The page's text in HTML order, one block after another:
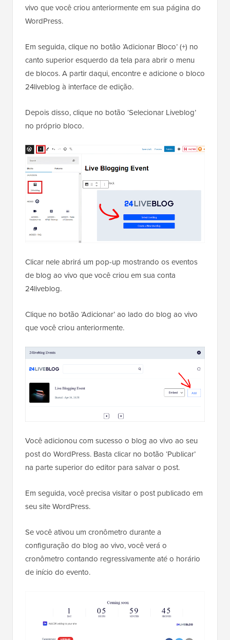
vivo que você criou anteriormente em sua página do
WordPress.
Em seguida, clique no botão ‘Adicionar Bloco’ (+) no
canto superior esquerdo da tela para abrir o menu
de blocos. A partir daqui, encontre e adicione o bloco
24liveblog à interface de edição.
Depois disso, clique no botão ‘Selecionar Liveblog’
no próprio bloco.
Clicar nele abrirá um pop-up mostrando os eventos
de blog ao vivo que você criou em sua conta
24liveblog.
Clique no botão ‘Adicionar’ ao lado do blog ao vivo
que você criou anteriormente.
Você adicionou com sucesso o blog ao vivo ao seu
post do WordPress. Basta clicar no botão ‘Publicar’
na parte superior do editor para salvar o post.
Em seguida, você precisa visitar o post publicado em
seu site WordPress.
Se você ativou um cronômetro durante a
configuração do blog ao vivo, você verá o
cronômetro contando regressivamente até o horário
de início do evento.